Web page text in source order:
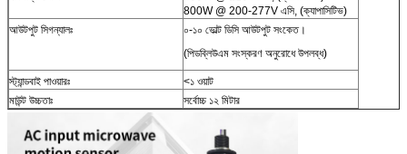
800W @ 200-277V এসি, (ক্যাপাসিটিভ)
আউটপুট সিগন্যালঃ
০-১০ ভোল্ট ডিসি আউটপুট সংকেত।
(পিডব্লিউএম সংস্করণ অনুরোধে উপলব্ধ)
স্ট্যান্ডবাই পাওয়ারঃ
<১ ওয়াট
মাউন্ট উচ্চতাঃ
সর্বোচ্চ ১২ মিটার